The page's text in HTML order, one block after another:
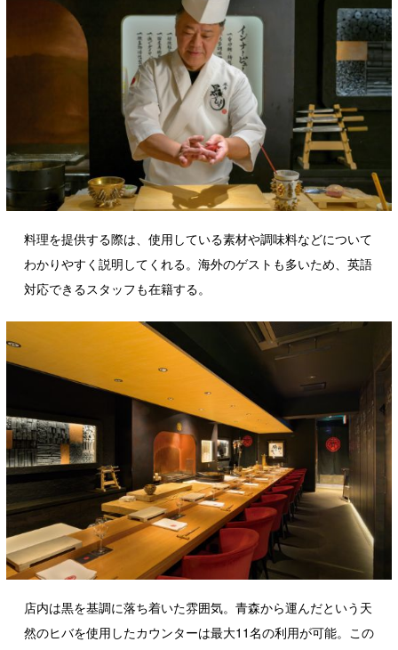
料理を提供する際は、使用している素材や調味料などについて
わかりやすく説明してくれる。海外のゲストも多いため、英語
対応できるスタッフも在籍する。
店内は黒を基調に落ち着いた雰囲気。青森から運んだという天
然のヒバを使用したカウンターは最大11名の利用が可能。この